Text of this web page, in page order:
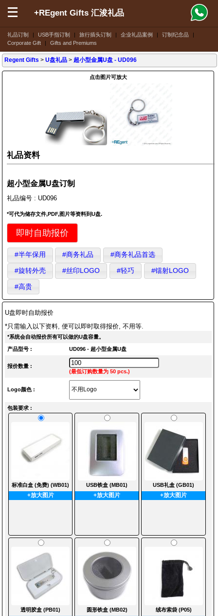
礼品订制 | USB手指订制 | 旅行插头订制 | 企业礼品案例 | 订制纪念品
|
Corporate Gift
| Gifts and Premiums
+REgent Gifts 汇浚礼品
Regent Gifts >U盘礼品 >超小型金属U盘 - UD096
点击图片可放大
礼品资料
超小型金属U盘订制
礼品编号 : UD096
*可代为储存文件,PDF,图片等资料到U盘.
即时自助报价
#半年保用 #商务礼品 #商务礼品首选
#旋转外壳 #丝印LOGO #轻巧 #镭射LOGO
#高贵
U盘即时自助报价
*只需输入以下资料, 便可以即时取得报价, 不用等.
*系统会自动报价所有可以做的U盘容量。
产品型号 : UD096 - 超小型金属U盘
报价数量 :
(最低订购数量为 50 pcs.)
Logo颜色 :
包装要求 :
标准白盒 (免费) (WB01)
+放大图片
USB铁盒 (MB01)
+放大图片
USB礼盒 (GB01)
+放大图片
透明胶盒 (PB01) 圆形铁盒 (MB02) 绒布索袋 (P05)